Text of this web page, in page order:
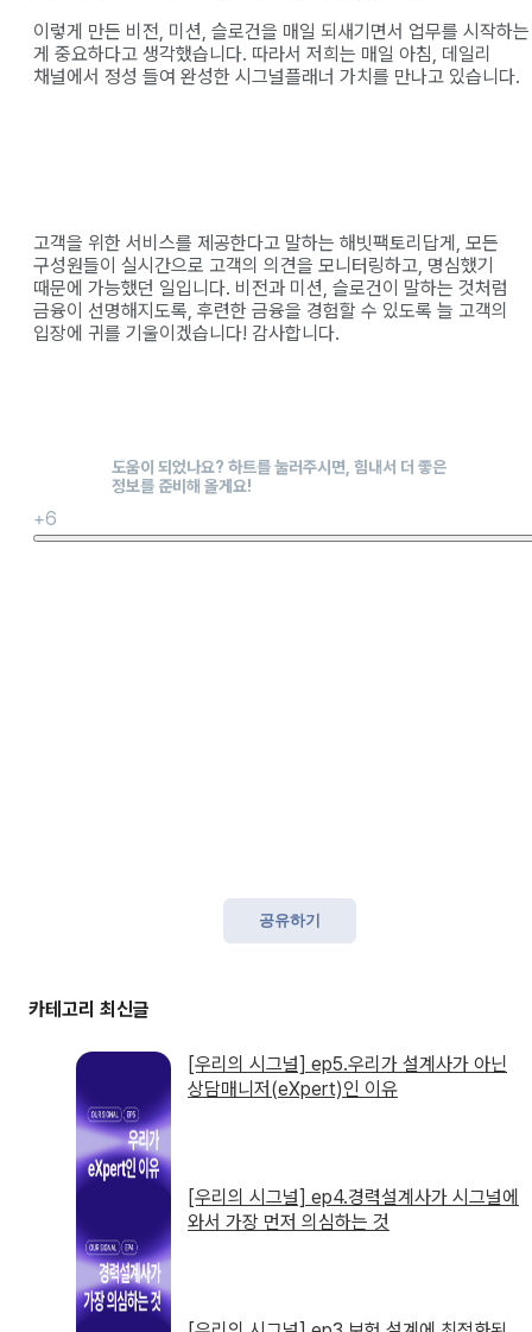
이렇게 만든 비전, 미션, 슬로건을 매일 되새기면서 업무를 시작하는
게 중요하다고 생각했습니다. 따라서 저희는 매일 아침, 데일리
채널에서 정성 들여 완성한 시그널플래너 가치를 만나고 있습니다.
고객을 위한 서비스를 제공한다고 말하는 해빗팩토리답게, 모든
구성원들이 실시간으로 고객의 의견을 모니터링하고, 명심했기
때문에 가능했던 일입니다. 비전과 미션, 슬로건이 말하는 것처럼
금융이 선명해지도록, 후련한 금융을 경험할 수 있도록 늘 고객의
입장에 귀를 기울이겠습니다! 감사합니다.
+6
공유하기
[우리의 시그널] ep5.우리가 설계사가 아닌
상담매니저(eXpert)인 이유
[우리의 시그널] ep4.경력설계사가 시그널에
와서 가장 먼저 의심하는 것